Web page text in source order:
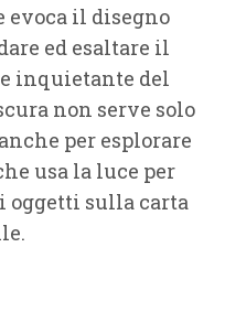
evoca il disegno
ed esaltare il
inquietante del
non serve solo
per esplorare
usa la luce per
oggetti sulla carta